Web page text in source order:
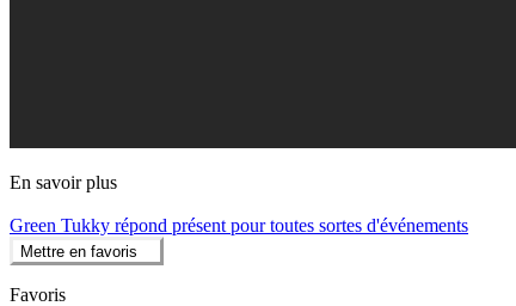
En savoir plus
Green Tukky répond présent pour toutes sortes d'événements
Mettre en favoris
Favoris